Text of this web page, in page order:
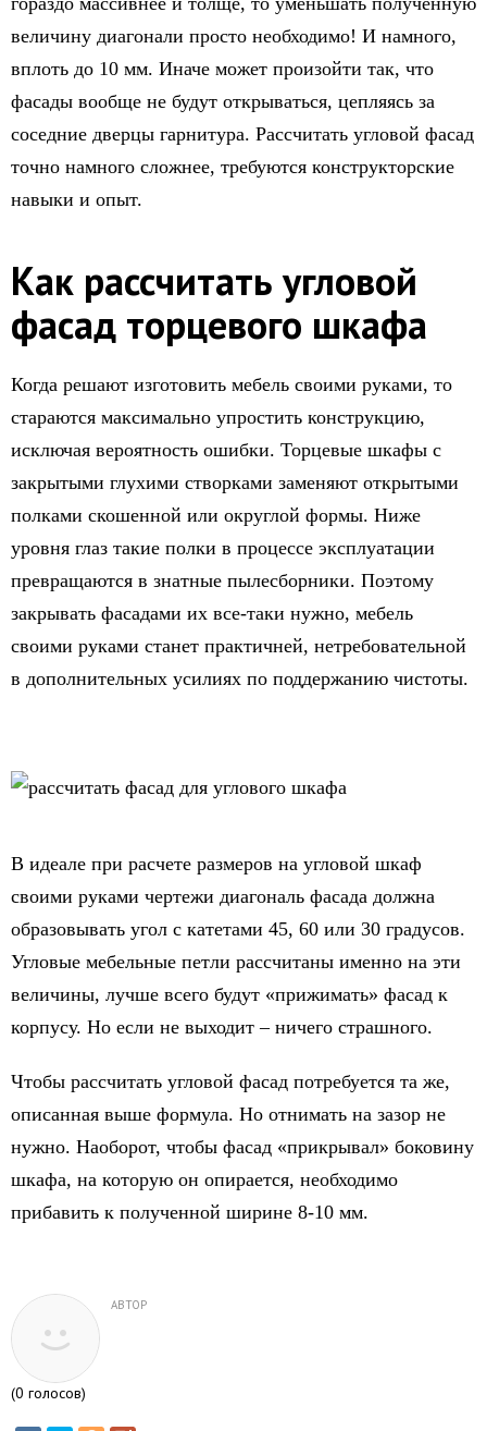
величину диагонали просто необходимо! И намного,
вплоть до 10 мм. Иначе может произойти так, что
фасады вообще не будут открываться, цепляясь за
соседние дверцы гарнитура. Рассчитать угловой фасад
точно намного сложнее, требуются конструкторские
навыки и опыт.
Как рассчитать угловой
фасад торцевого шкафа
Когда решают изготовить мебель своими руками, то
стараются максимально упростить конструкцию,
исключая вероятность ошибки. Торцевые шкафы с
закрытыми глухими створками заменяют открытыми
полками скошенной или округлой формы. Ниже
уровня глаз такие полки в процессе эксплуатации
превращаются в знатные пылесборники. Поэтому
закрывать фасадами их все-таки нужно, мебель
своими руками станет практичней, нетребовательной
в дополнительных усилиях по поддержанию чистоты.
В идеале при расчете размеров на угловой шкаф
своими руками чертежи диагональ фасада должна
образовывать угол с катетами 45, 60 или 30 градусов.
Угловые мебельные петли рассчитаны именно на эти
величины, лучше всего будут «прижимать» фасад к
корпусу. Но если не выходит – ничего страшного.
Чтобы рассчитать угловой фасад потребуется та же,
описанная выше формула. Но отнимать на зазор не
нужно. Наоборот, чтобы фасад «прикрывал» боковину
шкафа, на которую он опирается, необходимо
прибавить к полученной ширине 8-10 мм.
АВТОР
(0 голосов)